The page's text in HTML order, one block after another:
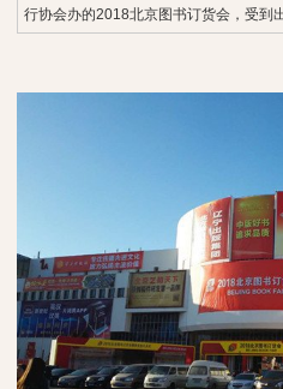
行协会办的2018北京图书订货会，受到